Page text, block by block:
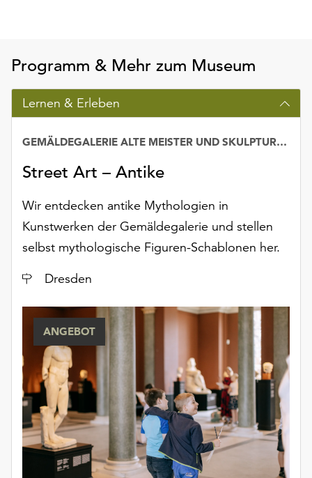
Programm & Mehr zum Museum
Lernen & Erleben
Street Art – Antike
GEMÄLDEGALERIE ALTE MEISTER UND SKULPTURENSAMMLUNG BIS 1800
Wir entdecken antike Mythologien in
Kunstwerken der Gemäldegalerie und stellen
selbst mythologische Figuren-Schablonen her.
Ort
Dresden
ANGEBOT